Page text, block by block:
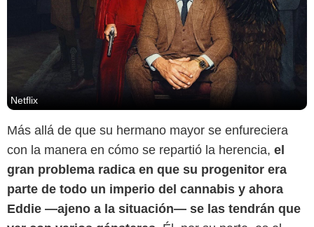
Netflix
Más allá de que su hermano mayor se enfureciera
con la manera en cómo se repartió la herencia, el
gran problema radica en que su progenitor era
parte de todo un imperio del cannabis y ahora
Eddie —ajeno a la situación— se las tendrán que